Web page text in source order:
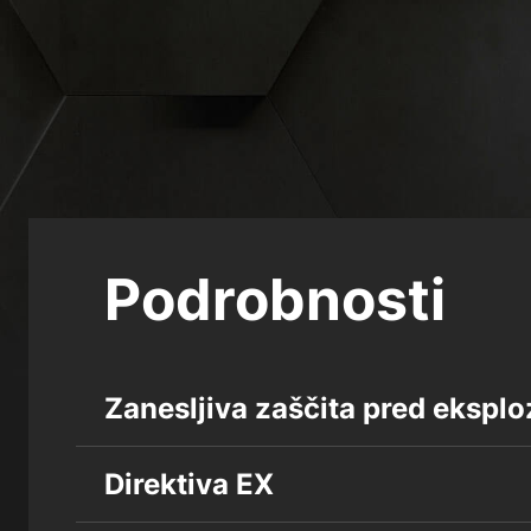
Podrobnosti
Zanesljiva zaščita pred
Direktiva EX